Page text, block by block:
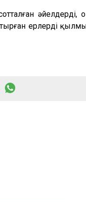
сотталған
ерлерді